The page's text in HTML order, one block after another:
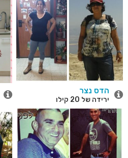
הדס נצר
ירידה של 20 קילו